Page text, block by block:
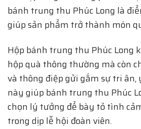
bánh trung thu Phúc Long là
giúp sản phẩm trở thành món
Hộp bánh trung thu Phúc Long
hộp quà thông thường mà còn
và thông điệp gửi gắm sự tri
này giúp bánh trung thu Phúc
chọn lý tưởng để bày tỏ tình
trong dịp lễ hội đoàn viên.